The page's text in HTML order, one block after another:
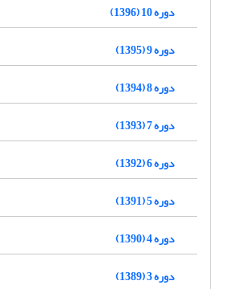
دوره 10 (1396)
دوره 9 (1395)
دوره 8 (1394)
دوره 7 (1393)
دوره 6 (1392)
دوره 5 (1391)
دوره 4 (1390)
دوره 3 (1389)